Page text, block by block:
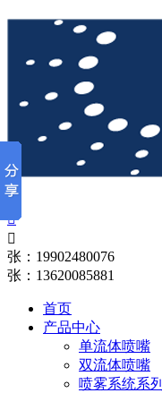


张：19902480076
张：13620085881
首页
产品中心
单流体喷嘴
双流体喷嘴
喷雾系统系列